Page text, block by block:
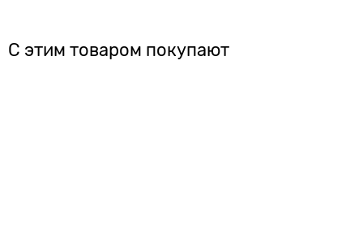
С этим товаром покупают